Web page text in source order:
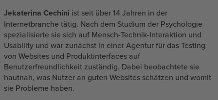
Jekaterina Cechini ist seit über 14 Jahren in der
Internetbranche tätig. Nach dem Studium der Psychologie
spezialisierte sie sich auf Mensch-Technik-Interaktion und
Usability und war zunächst in einer Agentur für das Testing
von Websites und Produktinterfaces auf
Benutzerfreundlichkeit zuständig. Dabei beobachtete sie
hautnah, was Nutzer an guten Websites schätzen und womit
sie Probleme haben.